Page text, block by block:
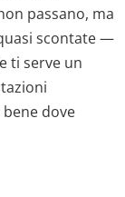
passano, ma
scontate —
ti serve un
dove